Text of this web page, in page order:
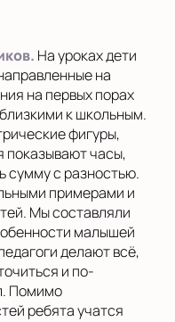
На уроках дети
на
на первых порах
к школьным.
фигуры,
показывают часы,
сумму с разностью.
примерами и
Мы составляли
малышей
делают всё,
и по-
Помимо
ребята учатся